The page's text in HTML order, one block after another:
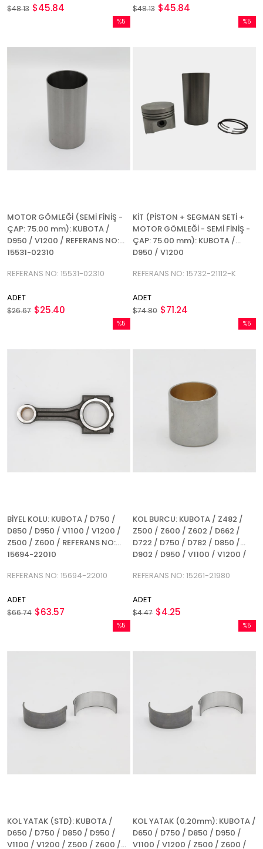
$45.84
$48.13 $45.84
$48.13
MOTOR GÖMLEĞİ (SEMİ FİNİŞ -
ÇAP: 75.00 mm): KUBOTA /
D950 / V1200 / REFERANS NO:
15531-02310
REFERANS NO: 15531-02310
ADET
$25.40
$26.67
%5
%5İndirim
KİT (PİSTON + SEGMAN SETİ +
MOTOR GÖMLEĞİ - SEMİ FİNİŞ -
ÇAP: 75.00 mm): KUBOTA /
D950 / V1200
REFERANS NO: 15732-21112-K
ADET
$71.24
$74.80
%5
BİYEL KOLU: KUBOTA / D750 /
D850 / D950 / V1100 / V1200 /
Z500 / Z600 / REFERANS NO:
15694-22010
REFERANS NO: 15694-22010
ADET
$63.57
$66.74
%5
KOL BURCU: KUBOTA / Z482 /
Z500 / Z600 / Z602 / D662 /
D722 / D750 / D782 / D850 /
D902 / D950 / V1100 / V1200 /
REFERANS NO: 15261-21980
ADET
$4.25
$4.47
%5
KOL YATAK (STD): KUBOTA /
D650 / D750 / D850 / D950 /
V1100 / V1200 / Z500 / Z600 /
%5
%5İndirim
KOL YATAK (0.20mm): KUBOTA /
D650 / D750 / D850 / D950 /
V1100 / V1200 / Z500 / Z600 /
%5